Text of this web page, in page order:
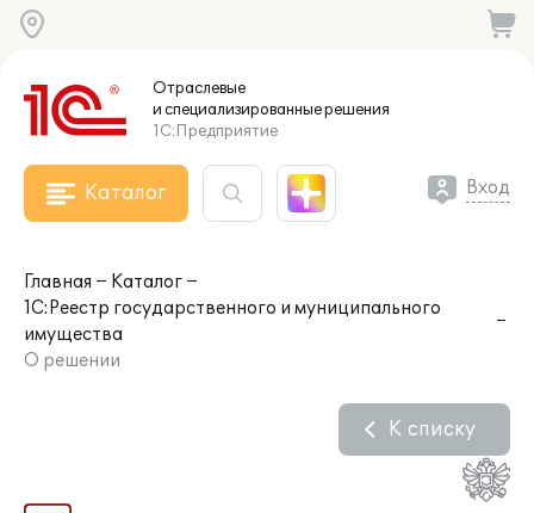
Отраслевые
и специализированныерешения
1С:Предприятие
Каталог Вход
Главная
Каталог
1С:Реестр государственного и муниципального
имущества
О решении
К списку